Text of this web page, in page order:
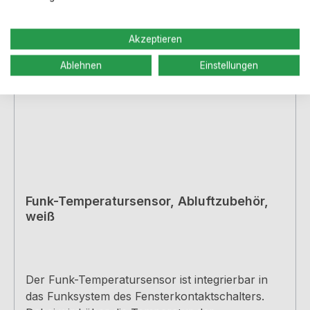
Funk-Temperatursensor, Abluftzubehör,
weiß
Der Funk-Temperatursensor ist integrierbar in
das Funksystem des Fensterkontaktschalters.
Akzeptieren
Ablehnen Einstellungen